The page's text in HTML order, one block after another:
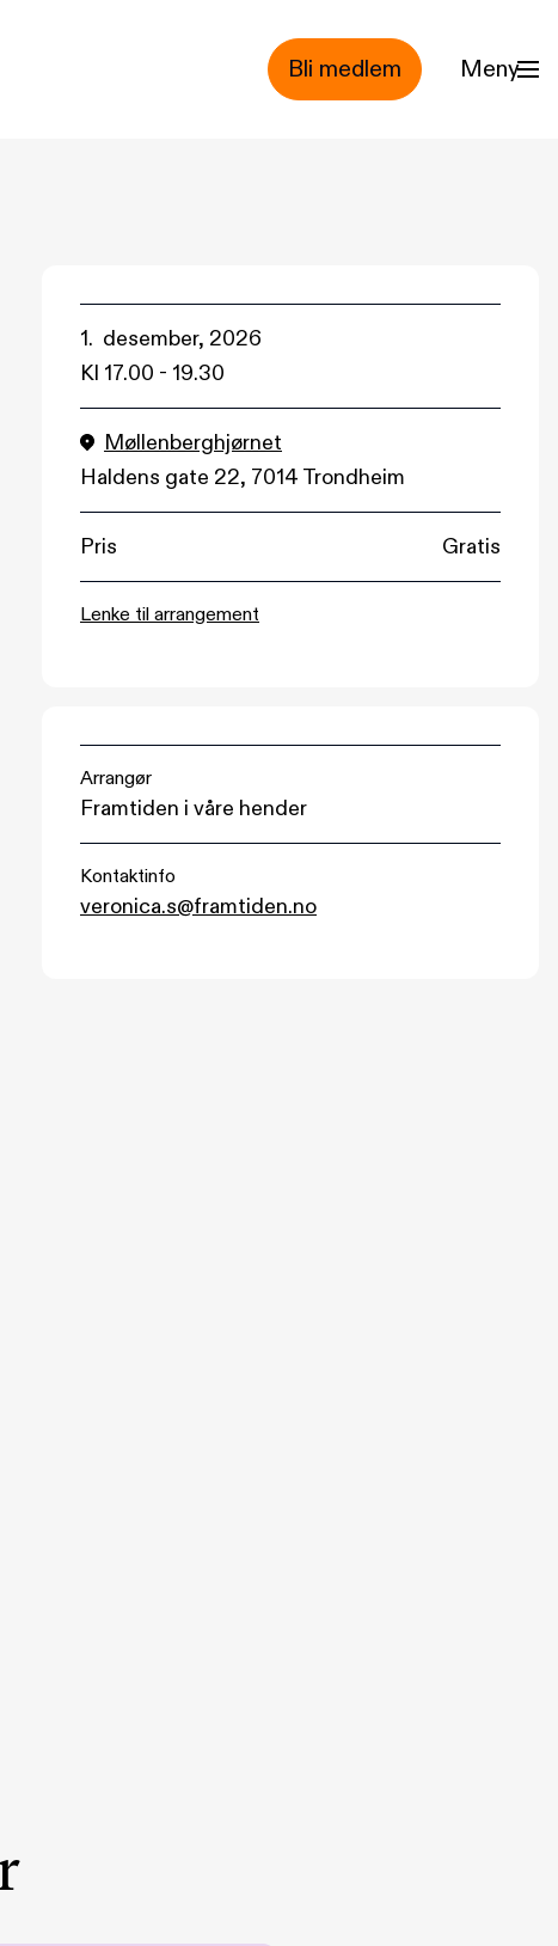
Bli medlem Meny
1. desember, 2026
Kl 17.00 - 19.30
Møllenberghjørnet
Haldens gate 22, 7014 Trondheim
Pris Gratis
Lenke til arrangement
Arrangør
Framtiden i våre hender
Kontaktinfo
veronica.s@framtiden.no